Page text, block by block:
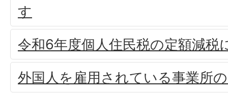
す
令和6年度個人住民税の定額減税
外国人を雇用されている事業所